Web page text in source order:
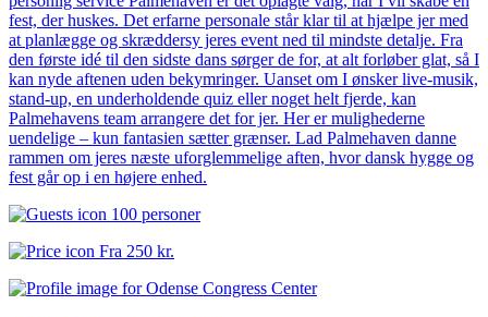
fest, der huskes. Det erfarne personale står klar til at hjælpe jer med
at planlægge og skræddersy jeres event ned til mindste detalje. Fra
den første idé til den sidste dans sørger de for, at alt forløber glat, så I
kan nyde aftenen uden bekymringer. Uanset om I ønsker live-musik,
stand-up, en underholdende quiz eller noget helt fjerde, kan
Palmehavens team arrangere det for jer. Her er mulighederne
uendelige – kun fantasien sætter grænser. Lad Palmehaven danne
rammen om jeres næste uforglemmelige aften, hvor dansk hygge og
fest går op i en højere enhed.
100 personer
Fra 250 kr.